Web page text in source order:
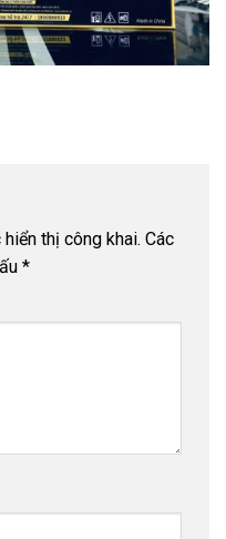
thị công khai. Các
*